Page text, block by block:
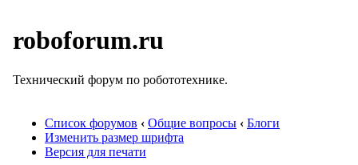
roboforum.ru
Технический форум по робототехнике.
Список форумов ‹ Общие вопросы ‹ Блоги
Изменить размер шрифта
Версия для печати